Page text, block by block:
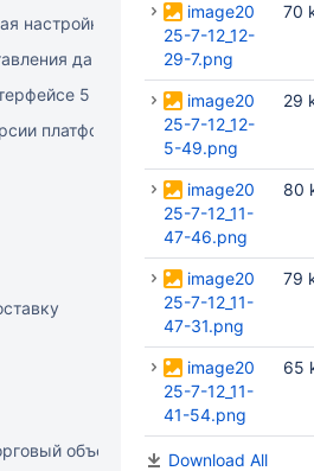
настройка интерфейса
данных
5 версии платформы
платформы
объект)
image20
25-7-12_12-
29-7.png
70
image20
25-7-12_12-
5-49.png
29
image20
25-7-12_11-
47-46.png
80
image20
25-7-12_11-
47-31.png
79
image20
25-7-12_11-
41-54.png
65
Download All